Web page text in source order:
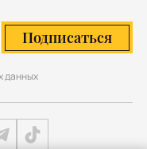
Подписаться
данных